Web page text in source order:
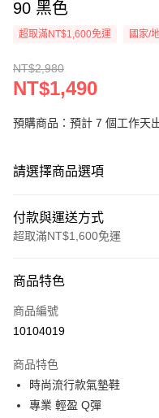
90 黑色
超取滿NT$1,600免運 國家/
NT$2,980
NT$1,490
預購商品：預計 7 個工作天
請選擇商品選項
付款與運送方式
超取滿NT$1,600免運
信用卡一次付款
LINE Pay
街口支付
悠遊付
商品特色
商品編號
10104019
商品特色
時尚流行款氣墊鞋
專業 輕盈 Q彈